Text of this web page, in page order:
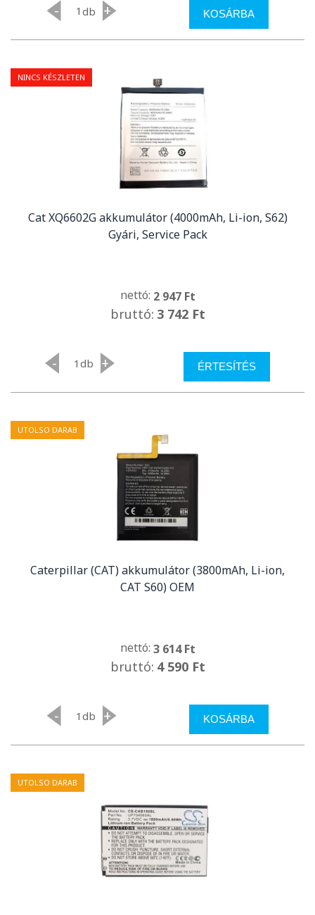
- db + KOSÁRBA
NINCS KÉSZLETEN
Cat XQ6602G akkumulátor (4000mAh, Li-ion, S62)
Gyári, Service Pack
nettó: 2 947 Ft
bruttó: 3 742 Ft
- db + ÉRTESÍTÉS
UTOLSO DARAB
Caterpillar (CAT) akkumulátor (3800mAh, Li-ion,
CAT S60) OEM
nettó: 3 614 Ft
bruttó: 4 590 Ft
- db + KOSÁRBA
UTOLSO DARAB